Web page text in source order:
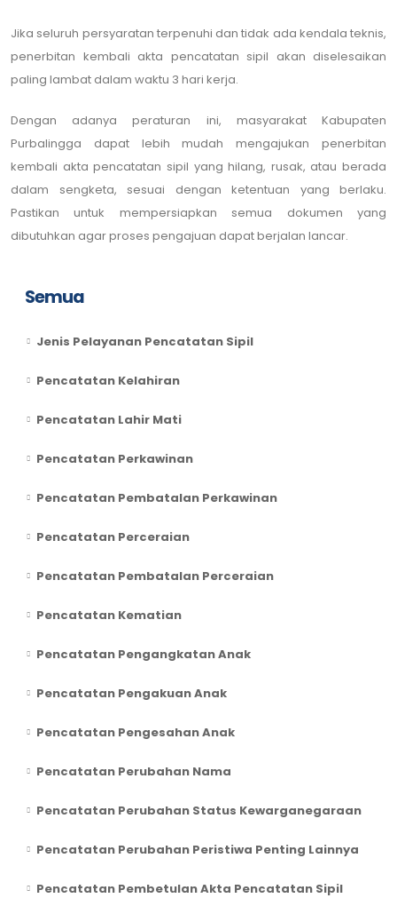
Semua
Jenis Pelayanan Pencatatan Sipil
Pencatatan Kelahiran
Pencatatan Lahir Mati
Pencatatan Perkawinan
Pencatatan Pembatalan Perkawinan
Pencatatan Perceraian
Pencatatan Pembatalan Perceraian
Pencatatan Kematian
Pencatatan Pengangkatan Anak
Pencatatan Pengakuan Anak
Pencatatan Pengesahan Anak
Pencatatan Perubahan Nama
Pencatatan Perubahan Status Kewarganegaraan
Pencatatan Perubahan Peristiwa Penting Lainnya
Pencatatan Pembetulan Akta Pencatatan Sipil
Jika seluruh persyaratan terpenuhi dan tidak ada kendala teknis,
penerbitan kembali akta pencatatan sipil akan diselesaikan
paling lambat dalam waktu 3 hari kerja.
Dengan adanya peraturan ini, masyarakat Kabupaten
Purbalingga dapat lebih mudah mengajukan penerbitan
kembali akta pencatatan sipil yang hilang, rusak, atau berada
dalam sengketa, sesuai dengan ketentuan yang berlaku.
Pastikan untuk mempersiapkan semua dokumen yang
dibutuhkan agar proses pengajuan dapat berjalan lancar.